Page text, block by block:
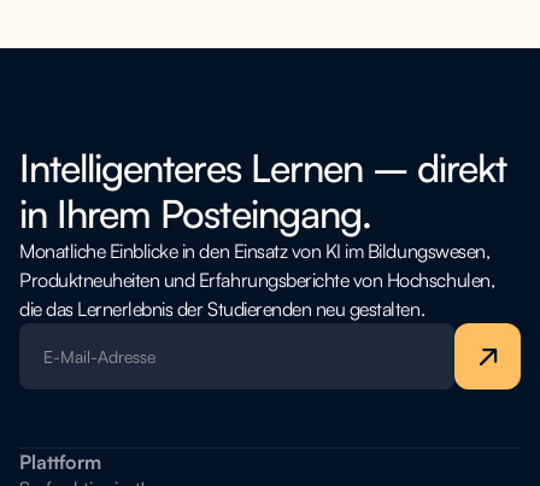
Intelligenteres Lernen – direkt
in Ihrem Posteingang.
Monatliche Einblicke in den Einsatz von KI im Bildungswesen,
Produktneuheiten und Erfahrungsberichte von Hochschulen,
die das Lernerlebnis der Studierenden neu gestalten.
Plattform